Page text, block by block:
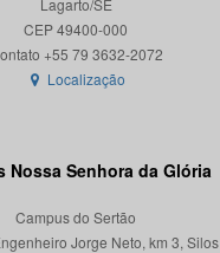
Lagarto/SE
CEP 49400-000
Localização
Nossa Senhora da Glória
Campus do Sertão
Jorge Neto, km 3, Silos